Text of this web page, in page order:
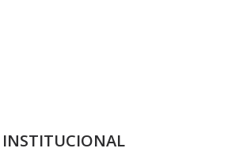
INSTITUCIONAL